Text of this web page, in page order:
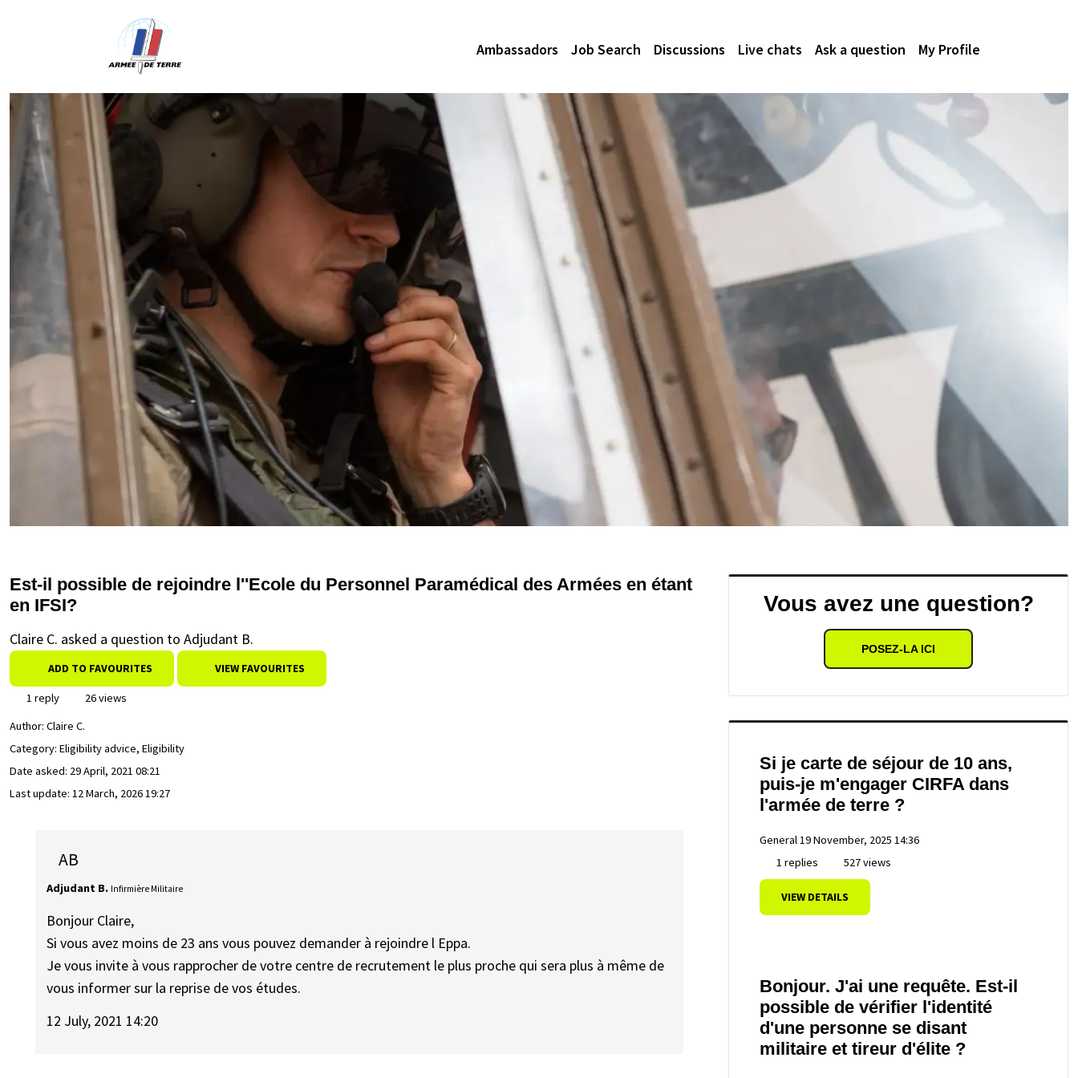
Ambassadors Job Search Discussions Live chats Ask a question My Profile
Est-il possible de rejoindre l''Ecole du Personnel Paramédical des Armées en étant
en IFSI?
Claire C. asked a question to Adjudant B.
ADD TO FAVOURITES VIEW FAVOURITES
1 reply
26 views
Author: Claire C.
Category: Eligibility advice, Eligibility
Date asked: 29 April, 2021 08:21
Last update: 12 March, 2026 19:27
AB
Adjudant B. Infirmière Militaire
Bonjour Claire,
Si vous avez moins de 23 ans vous pouvez demander à rejoindre l Eppa.
Je vous invite à vous rapprocher de votre centre de recrutement le plus proche qui sera plus à même de
vous informer sur la reprise de vos études.
12 July, 2021 14:20
Vous avez une question?
POSEZ-LA ICI
Si je carte de séjour de 10 ans,
puis-je m'engager CIRFA dans
l'armée de terre ?
General19 November, 2025 14:36
1 replies
527 views
VIEW DETAILS
Bonjour. J'ai une requête. Est-il
possible de vérifier l'identité
d'une personne se disant
militaire et tireur d'élite ?